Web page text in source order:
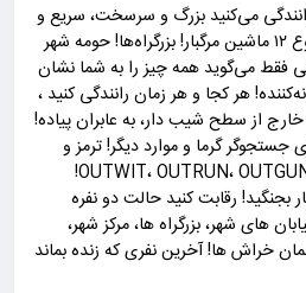
می‌کنید بزرگ و سرسخت، سریع و
مرگبار، یا فقط دیوانه! در مجموع ۱۲ ماشین مرگبار! بزرگراه‌ها! حومه شهر
فقط می‌گوید همه چیز را به شما نشان
هر کجا و هر زمان رانندگی کنید ،
از سطح شیب دار، به عابران پیاده!
گرما و موارد دیگر! ترمز و
انحراف، دم ماهی در اطراف! OUTWIT، OUTRUN، OUTGUN!
بجنگید! رقابت کنید حالت دو نفره
های شهر، بزرگراه ها، مرکز شهر،
خراش ها! آخرین نفری که زنده بماند